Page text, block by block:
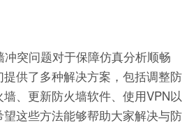
突问题对于保障仿真分析顺畅
供了多种解决方案，包括调整防
、更新防火墙软件、使用VPN以
这些方法能够帮助大家解决与防